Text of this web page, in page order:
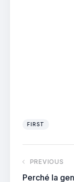
FIRST
PREVIOUS
Perché la